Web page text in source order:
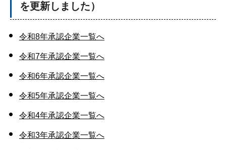
を更新しました）
令和8年承認企業一覧へ
令和7年承認企業一覧へ
令和6年承認企業一覧へ
令和5年承認企業一覧へ
令和4年承認企業一覧へ
令和3年承認企業一覧へ